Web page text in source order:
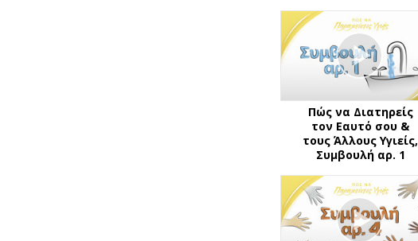
Πώς να Διατηρείς
τον Εαυτό σου &
τους Άλλους Υγιείς,
Συμβουλή αρ. 1